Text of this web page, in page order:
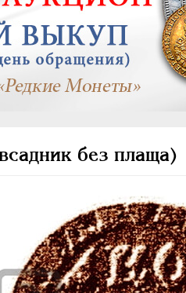
без плаща)